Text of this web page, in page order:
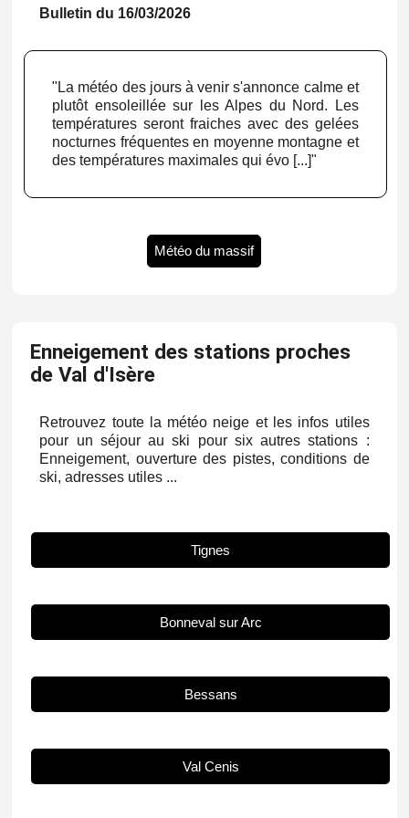
Bulletin du 16/03/2026
"La météo des jours à venir s'annonce calme et
plutôt ensoleillée sur les Alpes du Nord. Les
températures seront fraiches avec des gelées
nocturnes fréquentes en moyenne montagne et
des températures maximales qui évo [...]"
Météo du massif
Enneigement des stations proches
de Val d'Isère
Retrouvez toute la météo neige et les infos utiles
pour un séjour au ski pour six autres stations :
Enneigement, ouverture des pistes, conditions de
ski, adresses utiles ...
Tignes
Bonneval sur Arc
Bessans
Val Cenis